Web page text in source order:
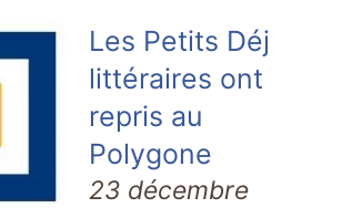
Les Petits Déj
littéraires ont
repris au
Polygone
23 décembre